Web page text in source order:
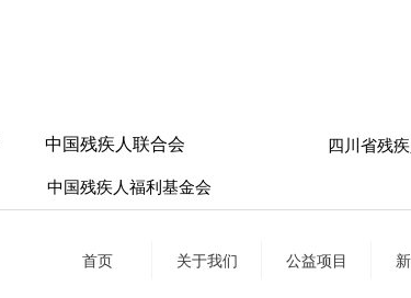
首页 关于我们 公益项目
中国残疾人联合会 四川省残
中国残疾人福利基金会